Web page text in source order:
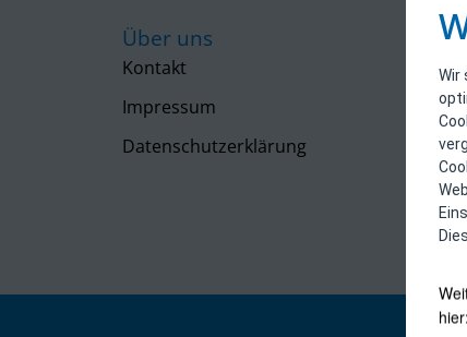
Wir
hier:
Über uns
Kontakt
Impressum
Datenschutzerklärung